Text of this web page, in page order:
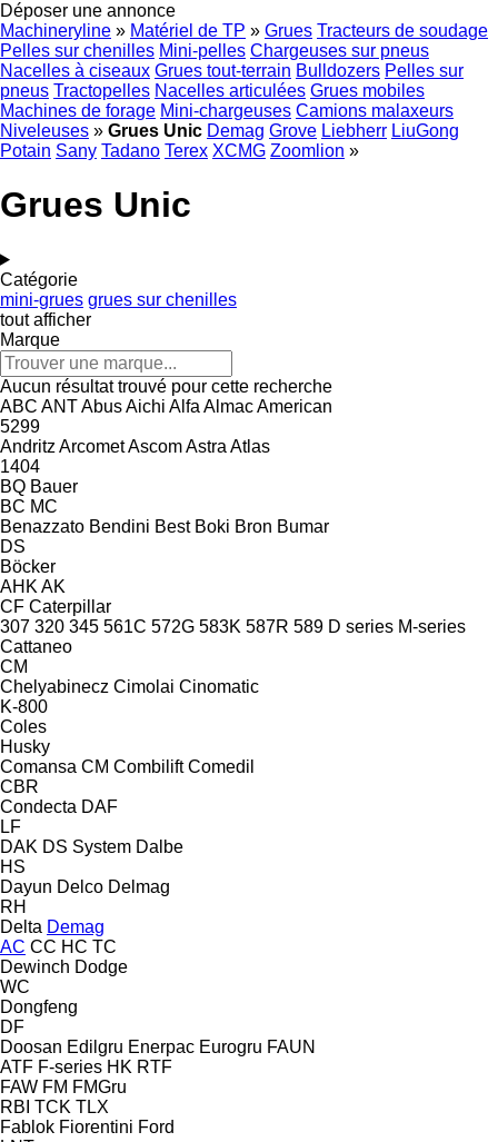
Déposer une annonce
Machineryline » Matériel de TP » Grues Tracteurs de soudage
Pelles sur chenilles Mini-pelles Chargeuses sur pneus
Nacelles à ciseaux Grues tout-terrain Bulldozers Pelles sur
pneus Tractopelles Nacelles articulées Grues mobiles
Machines de forage Mini-chargeuses Camions malaxeurs
Niveleuses » Grues Unic Demag Grove Liebherr LiuGong
Potain Sany Tadano Terex XCMG Zoomlion »
Grues Unic
Catégorie
mini-grues grues sur chenilles
tout afficher
Marque
Aucun résultat trouvé pour cette recherche
ABC ANTAbusAichi Alfa AlmacAmerican
5299
Andritz ArcometAscomAstra Atlas
1404
BQ Bauer
BC MC
Benazzato Bendini Best Boki Bron Bumar
DS
Böcker
AHK AK
CF Caterpillar
307 320 345 561C 572G 583K 587R 589 D series M-series
Cattaneo
CM
Chelyabinecz Cimolai Cinomatic
K-800
Coles
Husky
Comansa CM Combilift Comedil
CBR
Condecta DAF
LF
DAK DS System Dalbe
HS
Dayun Delco Delmag
RH
Delta Demag
AC CC HC TC
Dewinch Dodge
WC
Dongfeng
DF
Doosan Edilgru Enerpac Eurogru FAUN
ATF F-series HK RTF
FAW FM FMGru
RBI TCK TLX
Fablok Fiorentini Ford